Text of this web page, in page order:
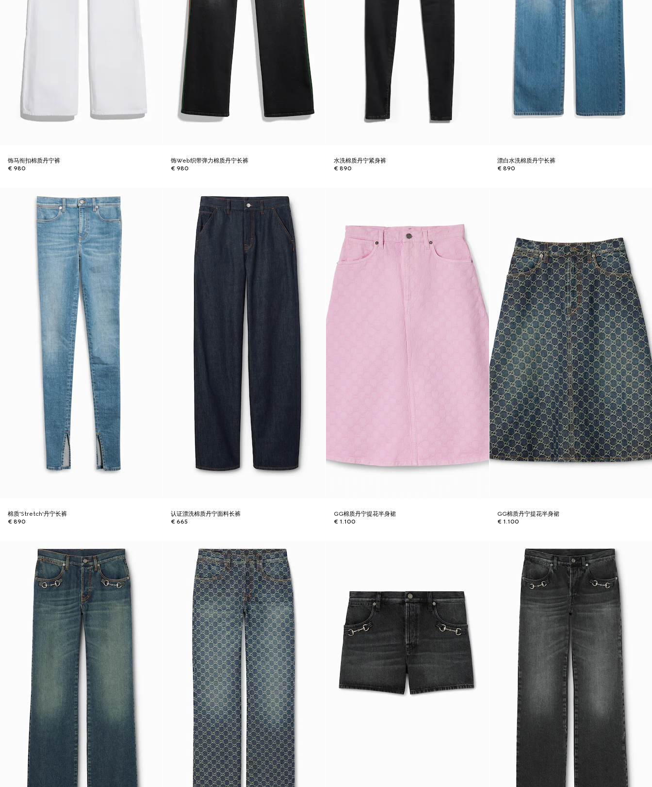
饰马衔扣棉质丹宁裤
€ 980
饰Web织带弹力棉质丹宁长裤
€ 980
水洗棉质丹宁紧身裤
€ 890
漂白水洗棉质丹宁长裤
€ 890
棉质'Stretch'丹宁长裤
€ 890
认证漂洗棉质丹宁面料长裤
€ 665
GG棉质丹宁提花半身裙
€ 1.100
GG棉质丹宁提花半身裙
€ 1.100